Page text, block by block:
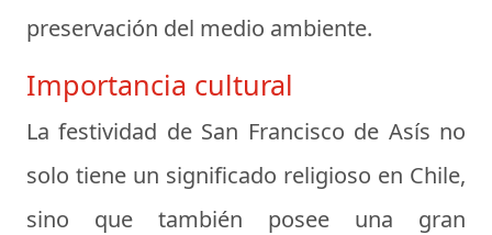
preservación del medio ambiente.
Importancia cultural
La festividad de San Francisco de Asís no
solo tiene un significado religioso en Chile,
sino que también posee una gran